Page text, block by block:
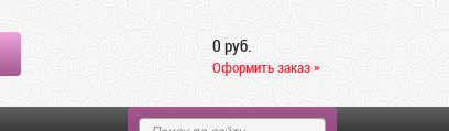
0 руб.
Оформить заказ »